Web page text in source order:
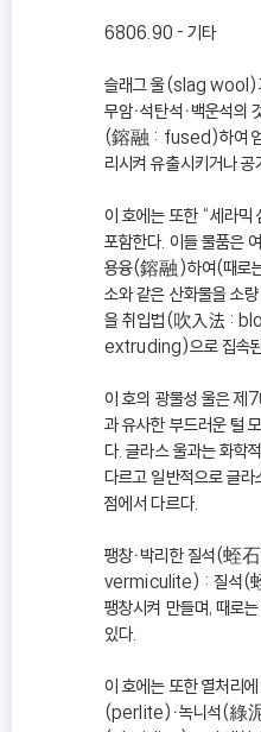
6806.90 - 기타
슬래그 울(slag wool)
무암ㆍ석탄석ㆍ백운석
(鎔融 : fused)하여 얻
리시켜 유출시키거나
이 호에는 또한 “세라믹
포함한다. 이들 물품은
용융(鎔融)하여(때로는
소와 같은 산화물을 소
을 취입법(吹入法 :
extruding)으로 집속된
이 호의 광물성 울은
과 유사한 부드러운 털
다. 글라스 울과는 화학
다르고 일반적으로 글
점에서 다르다.
팽창ㆍ박리한 질석(
vermiculite) : 질석(
팽창시켜 만들며, 때로
있다.
이 호에는 또한 열처리
(perlite)ㆍ녹니석(綠